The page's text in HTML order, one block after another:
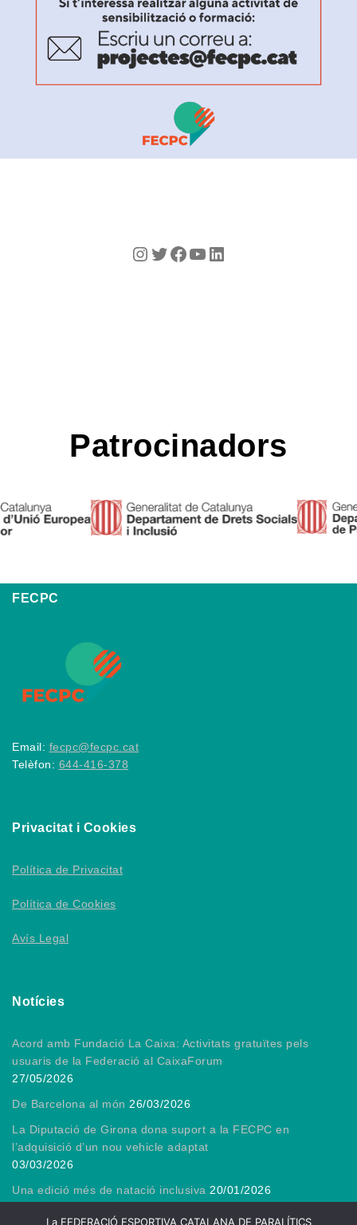
Instagram
Twitter
Facebook
YouTube
LinkedIn
Patrocinadors
FECPC
Email: fecpc@fecpc.cat
Telèfon: 644-416-378
Privacitat i Cookies
Política de Privacitat
Política de Cookies
Avís Legal
Notícies
Acord amb Fundació La Caixa: Activitats gratuïtes pels
usuaris de la Federació al CaixaForum
27/05/2026
De Barcelona al món 26/03/2026
La Diputació de Girona dona suport a la FECPC en
l’adquisició d’un nou vehicle adaptat
03/03/2026
Una edició més de natació inclusiva 20/01/2026
Gràcies, President! 13/01/2026
La FEDERACIÓ ESPORTIVA CATALANA DE PARALÍTICS